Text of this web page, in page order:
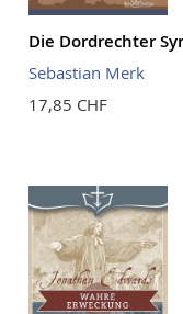
Die Dordrechter
Sebastian Merk
17,85 CHF